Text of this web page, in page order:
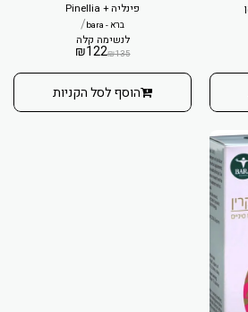
פינליה + Pinellia
ברא - bara /
לנשימה קלה
₪135
₪122
הוסף לסל הקניות